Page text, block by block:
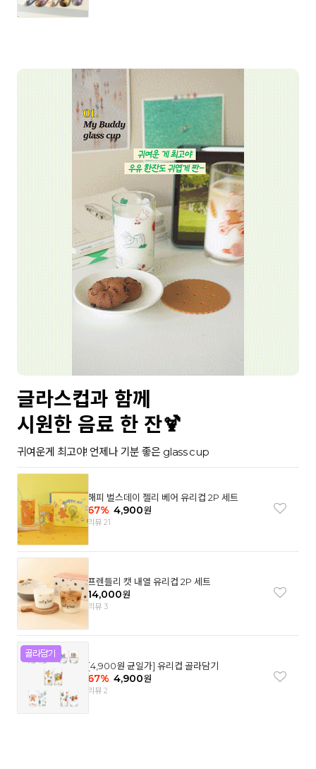
글라스컵과 함께
시원한 음료 한 잔🍹
귀여운게 최고야! 언제나 기분 좋은 glass cup
해피 벌스데이 젤리 베어 유리컵 2P 세트
67% 4,900원
리뷰 21
프렌들리 캣 내열 유리컵 2P 세트
14,000원
리뷰 3
[4,900원 균일가] 유리컵 골라담기
67% 4,900원
리뷰 2